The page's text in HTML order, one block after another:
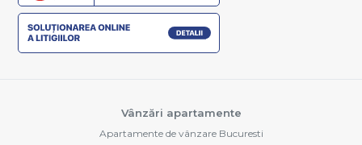
Vânzări apartamente
Apartamente de vânzare Bucuresti